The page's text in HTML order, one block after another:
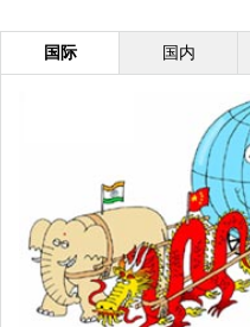
国际 国内